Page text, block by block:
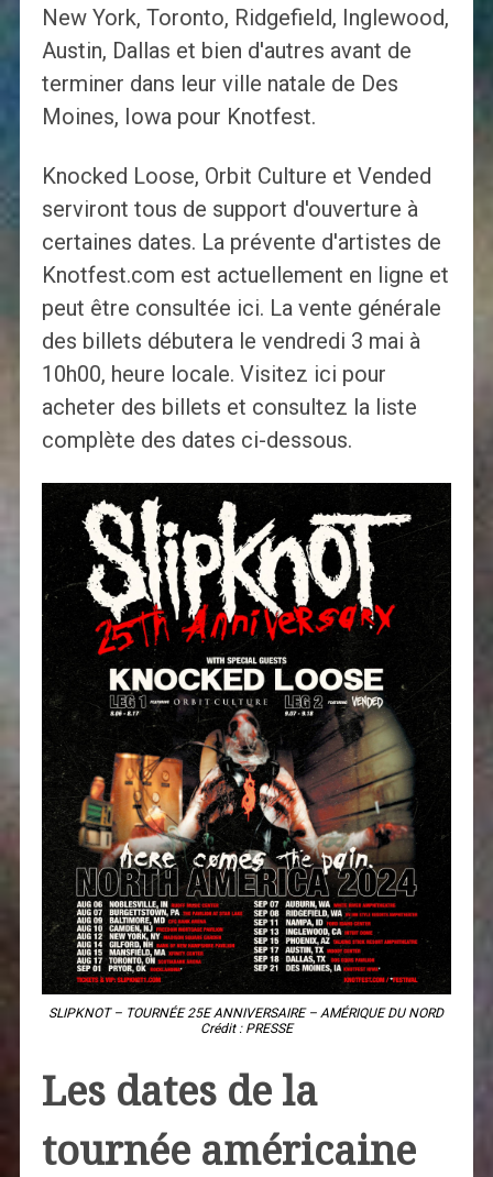
New York, Toronto, Ridgefield, Inglewood,
Austin, Dallas et bien d'autres avant de
terminer dans leur ville natale de Des
Moines, Iowa pour Knotfest.
Knocked Loose, Orbit Culture et Vended
serviront tous de support d'ouverture à
certaines dates. La prévente d'artistes de
Knotfest.com est actuellement en ligne et
peut être consultée ici. La vente générale
des billets débutera le vendredi 3 mai à
10h00, heure locale. Visitez ici pour
acheter des billets et consultez la liste
complète des dates ci-dessous.
SLIPKNOT – TOURNÉE 25E ANNIVERSAIRE – AMÉRIQUE DU NORD
Crédit : PRESSE
Les dates de la
tournée américaine